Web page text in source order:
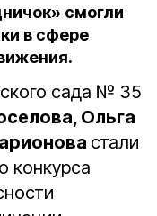
смогли
в сфере
сада № 35
Ольга
стали
конкурса